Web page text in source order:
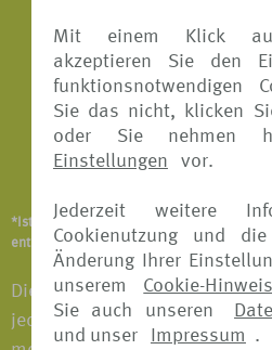
Mit einem Klick
akzeptieren Sie den
funktionsnotwendigen
Sie das nicht, klicken
oder Sie nehmen
Einstellungen
vor.
Jederzeit weitere
Cookienutzung und
Änderung Ihrer
unserem
Cookie-Hinweis
Sie auch unseren
und unser
Impressum .
Schmerzstillende
Zahnbehandlungen
Ärztlich verordnete
Überführung ins Inland
Ausland im Todesfall
*Ist abhängig vom Versicherungsangebot
entnehmen Sie bitte den jeweiligen
Die Buchung einer Reise-
jederzeit vor Beginn der Reise